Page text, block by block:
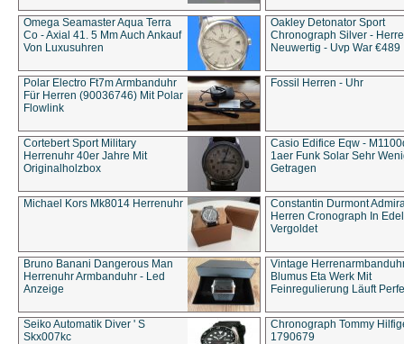
Omega Seamaster Aqua Terra
Co - Axial 41. 5 Mm Auch Ankauf
Von Luxusuhren
Oakley Detonator Sport
Chronograph Silver -
Neuwertig - Uvp War €489
Polar Electro Ft7m Armbanduhr
Für Herren (90036746) Mit Polar
Flowlink
Fossil Herren - Uhr
Cortebert Sport Military
Herrenuhr 40er Jahre Mit
Originalholzbox
Casio Edifice Eqw -
1aer Funk Solar Sehr
Getragen
Michael Kors Mk8014 Herrenuhr
Constantin Durmont
Herren Cronograph In
Vergoldet
Bruno Banani Dangerous Man
Herrenuhr Armbanduhr - Led
Anzeige
Vintage
Blumus Eta Werk Mit
Feinregulierung Läuft
Seiko Automatik Diver ' S
Skx007kc
Chronograph Tommy
1790679